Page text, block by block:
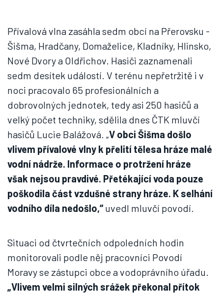
Přívalová vlna zasáhla sedm obcí na Přerovsku -
Šišma, Hradčany, Domaželice, Kladníky, Hlinsko,
Nové Dvory a Oldřichov. Hasiči zaznamenali
sedm desítek událostí. V terénu nepřetržitě i v
noci pracovalo 65 profesionálních a
dobrovolných jednotek, tedy asi 250 hasičů a
velký počet techniky, sdělila dnes ČTK mluvčí
hasičů Lucie Balážová. „V obci Šišma došlo
vlivem přívalové vlny k přelití tělesa hráze malé
vodní nádrže. Informace o protržení hráze
však nejsou pravdivé. Přetékající voda pouze
poškodila část vzdušné strany hráze. K selhání
vodního díla nedošlo,“uvedl mluvčí povodí.
Situaci od čtvrtečních odpoledních hodin
monitorovali podle něj pracovníci Povodí
Moravy se zástupci obce a vodoprávního úřadu.
„Vlivem velmi silných srážek překonal přítok